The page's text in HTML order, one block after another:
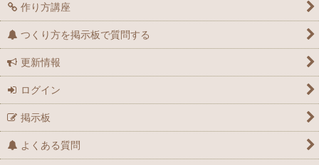
作り方講座
つくり方を掲示板で質問する
更新情報
ログイン
掲示板
よくある質問